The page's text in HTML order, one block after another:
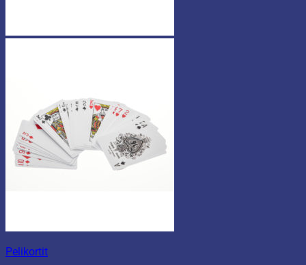
Pelikortit